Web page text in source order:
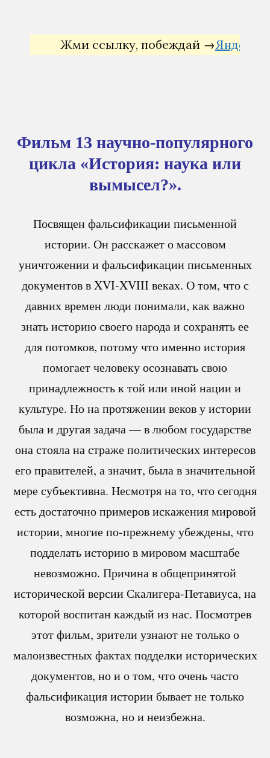
Жми ссылку, побеждай →Яндекс
Фильм 13 научно-популярного
цикла «История: наука или
вымысел?».
Посвящен фальсификации письменной
истории. Он расскажет о массовом
уничтожении и фальсификации письменных
документов в XVI-XVIII веках. О том, что с
давних времен люди понимали, как важно
знать историю своего народа и сохранять ее
для потомков, потому что именно история
помогает человеку осознавать свою
принадлежность к той или иной нации и
культуре. Но на протяжении веков у истории
была и другая задача — в любом государстве
она стояла на страже политических интересов
его правителей, а значит, была в значительной
мере субъективна. Несмотря на то, что сегодня
есть достаточно примеров искажения мировой
истории, многие по-прежнему убеждены, что
подделать историю в мировом масштабе
невозможно. Причина в общепринятой
исторической версии Скалигера-Петавиуса, на
которой воспитан каждый из нас. Посмотрев
этот фильм, зрители узнают не только о
малоизвестных фактах подделки исторических
документов, но и о том, что очень часто
фальсификация истории бывает не только
возможна, но и неизбежна.